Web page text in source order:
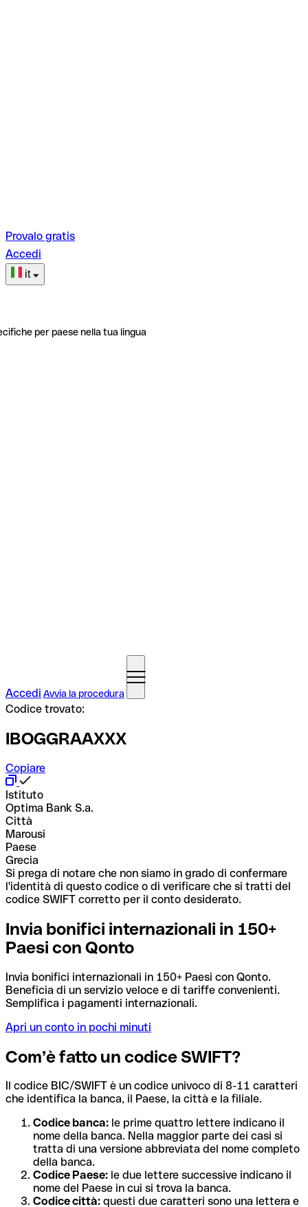
Provalo gratis
Accedi
it
per paese nella tua lingua
Accedi Avvia la procedura
Codice trovato:
IBOGGRAAXXX
Copiare
Istituto
Optima Bank S.a.
Città
Marousi
Paese
Grecia
Si prega di notare che non siamo in grado di confermare
l'identità di questo codice o di verificare che si tratti del
codice SWIFT corretto per il conto desiderato.
Invia bonifici internazionali in 150+
Paesi con Qonto
Invia bonifici internazionali in 150+ Paesi con Qonto.
Beneficia di un servizio veloce e di tariffe convenienti.
Semplifica i pagamenti internazionali.
Apri un conto in pochi minuti
Com’è fatto un codice SWIFT?
Il codice BIC/SWIFT è un codice univoco di 8-11 caratteri
che identifica la banca, il Paese, la città e la filiale.
Codice banca: le prime quattro lettere indicano il
nome della banca. Nella maggior parte dei casi si
tratta di una versione abbreviata del nome completo
della banca.
Codice Paese: le due lettere successive indicano il
nome del Paese in cui si trova la banca.
Codice città: questi due caratteri sono una lettera e